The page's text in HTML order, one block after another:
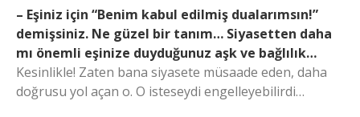
– Eşiniz için “Benim kabul edilmiş dualarımsın!”
demişsiniz. Ne güzel bir tanım… Siyasetten daha
mı önemli eşinize duyduğunuz aşk ve bağlılık…
Kesinlikle! Zaten bana siyasete müsaade eden, daha
doğrusu yol açan o. O isteseydi engelleyebilirdi…